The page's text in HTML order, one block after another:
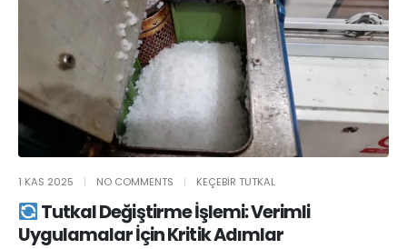
1 KAS 2025 NO COMMENTS KEÇEBIR TUTKAL
Tutkal Değiştirme İşlemi: Verimli
Uygulamalar İçin Kritik Adımlar